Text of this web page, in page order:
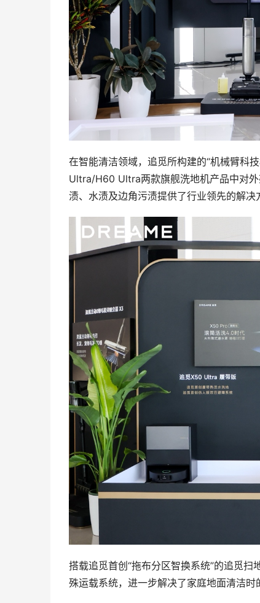
在智能清洁领域，追觅所构建的“机械臂科
Ultra/H60 Ultra两款旗舰洗地机产品中对外
渍、水渍及边角污渍提供了行业领先的解决
搭载追觅首创“拖布分区智换系统”的追觅
殊运载系统，进一步解决了家庭地面清洁时